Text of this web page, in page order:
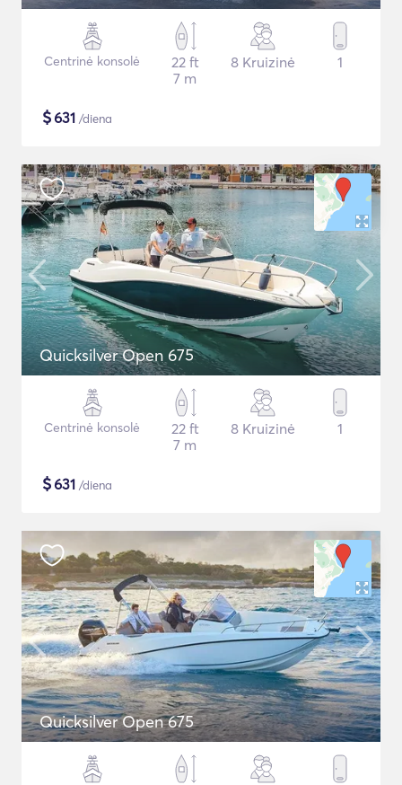
Centrinė konsolė
22 ft
7 m
8 Kruizinė 1
$631 /diena
Quicksilver Open 675
Centrinė konsolė
22 ft
7 m
8 Kruizinė 1
$631 /diena
Quicksilver Open 675